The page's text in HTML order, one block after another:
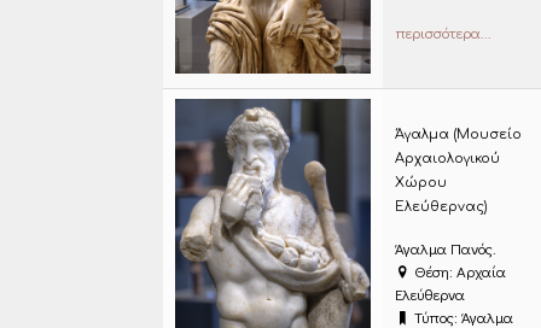
περισσότερα...
Άγαλμα (Μουσείο
Αρχαιολογικού
Χώρου
Ελεύθερνας)
Άγαλμα Πανός.
Θέση: Αρχαία
Ελεύθερνα
Τύπος: Άγαλμα